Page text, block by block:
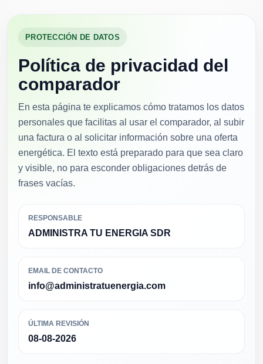
PROTECCIÓN DE DATOS
Política de privacidad del
comparador
En esta página te explicamos cómo tratamos los datos
personales que facilitas al usar el comparador, al subir
una factura o al solicitar información sobre una oferta
energética. El texto está preparado para que sea claro
y visible, no para esconder obligaciones detrás de
frases vacías.
RESPONSABLE
ADMINISTRA TU ENERGIA SDR
EMAIL DE CONTACTO
info@administratuenergia.com
ÚLTIMA REVISIÓN
08-08-2026